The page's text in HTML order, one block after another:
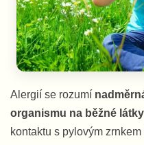
Alergií se rozumí
organismu na běžné
kontaktu s pylovým